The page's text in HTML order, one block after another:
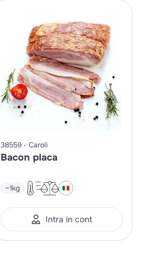
38559 Caroli
Bacon placa
~1kg
Intra in cont